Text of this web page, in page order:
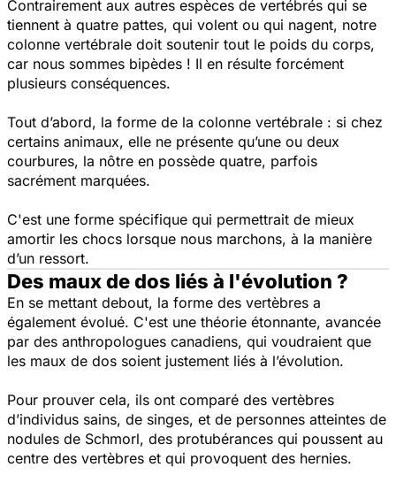
Contrairement aux autres espèces de vertébrés qui se
tiennent à quatre pattes, qui volent ou qui nagent, notre
colonne vertébrale doit soutenir tout le poids du corps,
car nous sommes bipèdes ! Il en résulte forcément
plusieurs conséquences.
Tout d’abord, la forme de la colonne vertébrale : si chez
certains animaux, elle ne présente qu’une ou deux
courbures, la nôtre en possède quatre, parfois
sacrément marquées.
C'est une forme spécifique qui permettrait de mieux
amortir les chocs lorsque nous marchons, à la manière
d’un ressort.
Des maux de dos liés à l'évolution ?
En se mettant debout, la forme des vertèbres a
également évolué. C'est une théorie étonnante, avancée
par des anthropologues canadiens, qui voudraient que
les maux de dos soient justement liés à l’évolution.
Pour prouver cela, ils ont comparé des vertèbres
d’individus sains, de singes, et de personnes atteintes de
nodules de Schmorl, des protubérances qui poussent au
centre des vertèbres et qui provoquent des hernies.